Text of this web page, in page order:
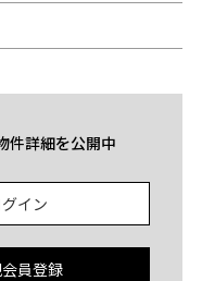
件詳細を公開中
イン
員登録